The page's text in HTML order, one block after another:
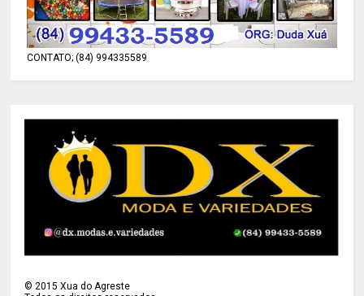
CONTATO; (84) 994335589
©2015 Xua do Agreste